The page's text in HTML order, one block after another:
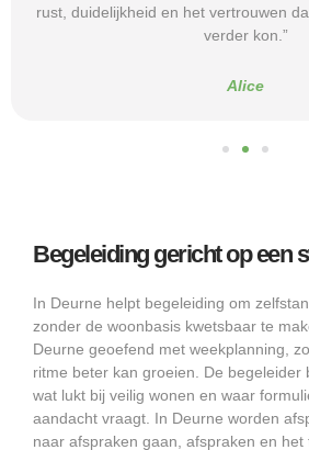
rust, duidelijkheid en het vertrouwen
verder kon.”
Alice
Begeleiding gericht op een
In Deurne helpt begeleiding om
zonder de woonbasis kwetsbaar te
Deurne geoefend met weekplanning,
ritme beter kan groeien. De begeleider
wat lukt bij veilig wonen en waar
aandacht vraagt. In Deurne worden
naar afspraken gaan, afspraken en het